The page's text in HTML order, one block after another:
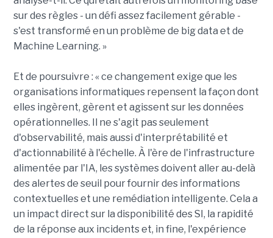
sur des règles - un défi assez facilement gérable -
s'est transformé en un problème de big data et de
Machine Learning. »
Et de poursuivre : « ce changement exige que les
organisations informatiques repensent la façon dont
elles ingèrent, gèrent et agissent sur les données
opérationnelles. Il ne s'agit pas seulement
d'observabilité, mais aussi d'interprétabilité et
d'actionnabilité à l'échelle. À l'ère de l'infrastructure
alimentée par l'IA, les systèmes doivent aller au-delà
des alertes de seuil pour fournir des informations
contextuelles et une remédiation intelligente. Cela a
un impact direct sur la disponibilité des SI, la rapidité
de la réponse aux incidents et, in fine, l'expérience